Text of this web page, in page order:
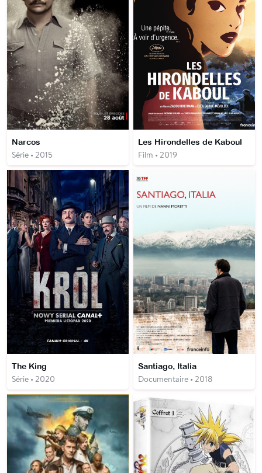
Narcos
Série • 2015
Les Hirondelles de Kaboul
Film • 2019
The King
Série • 2020
Santiago, Italia
Documentaire • 2018